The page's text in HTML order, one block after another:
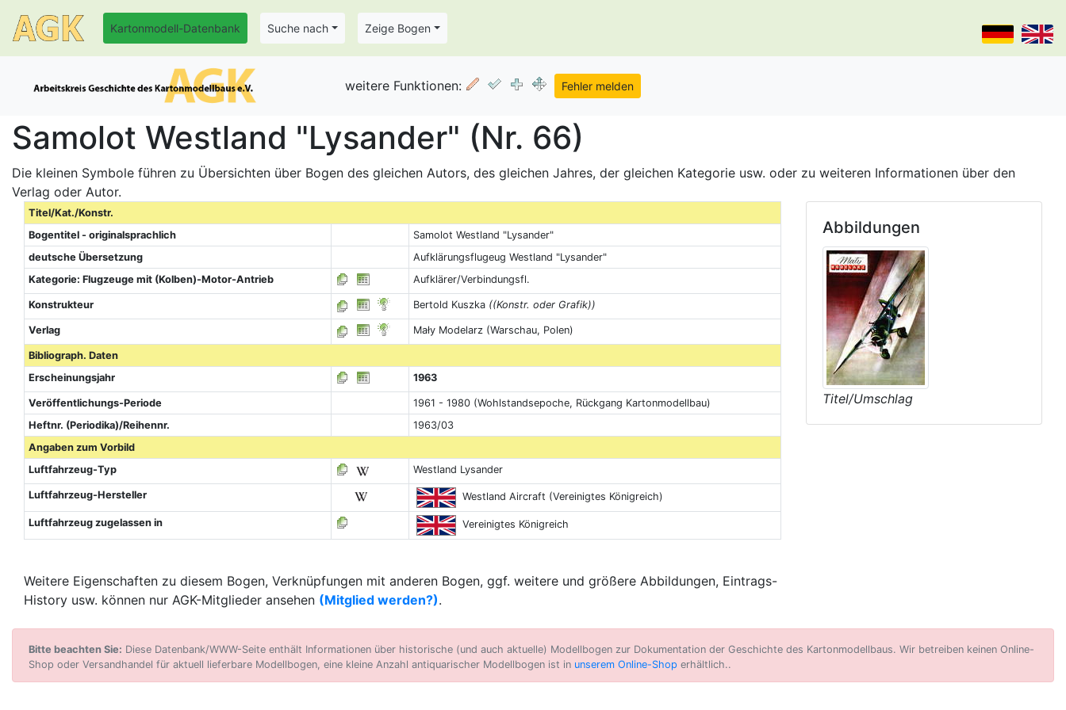
Kartonmodell-Datenbank Suche nach Zeige Bogen
weitere Funktionen:
Samolot Westland "Lysander" (Nr. 66)
Die kleinen Symbole führen zu Übersichten über Bogen des gleichen Autors, des gleichen Jahres, der gleichen Kategorie usw. oder zu weiteren Informationen über den
Verlag oder Autor.
Titel/Kat./Konstr.
Bogentitel - originalsprachlich
Samolot Westland "Lysander"
deutsche Übersetzung
Aufklärungsflugeug Westland "Lysander"
Kategorie: Flugzeuge mit (Kolben)-Motor-Antrieb
Aufklärer/Verbindungsfl.
Konstrukteur Bertold Kuszka ((Konstr. oder Grafik))
Verlag Mały Modelarz (Warschau, Polen)
Bibliograph. Daten
Erscheinungsjahr
1963
Veröffentlichungs-Periode
1961 - 1980 (Wohlstandsepoche, Rückgang Kartonmodellbau)
Heftnr. (Periodika)/Reihennr.
1963/03
Angaben zum Vorbild
Luftfahrzeug-Typ
Westland Lysander
Luftfahrzeug-Hersteller Westland Aircraft (Vereinigtes Königreich)
Luftfahrzeug zugelassen in Vereinigtes Königreich
Weitere Eigenschaften zu diesem Bogen, Verknüpfungen mit anderen Bogen, ggf. weitere und größere Abbildungen, Eintrags-
History usw. können nur AGK-Mitglieder ansehen (Mitglied werden?).
Abbildungen
Titel/Umschlag
Bitte beachten Sie: Diese Datenbank/WWW-Seite enthält Informationen über historische (und auch aktuelle) Modellbogen zur Dokumentation der Geschichte des Kartonmodellbaus. Wir betreiben keinen Online-
Shop oder Versandhandel für aktuell lieferbare Modellbogen, eine kleine Anzahl antiquarischer Modellbogen ist in unserem Online-Shop erhältlich..